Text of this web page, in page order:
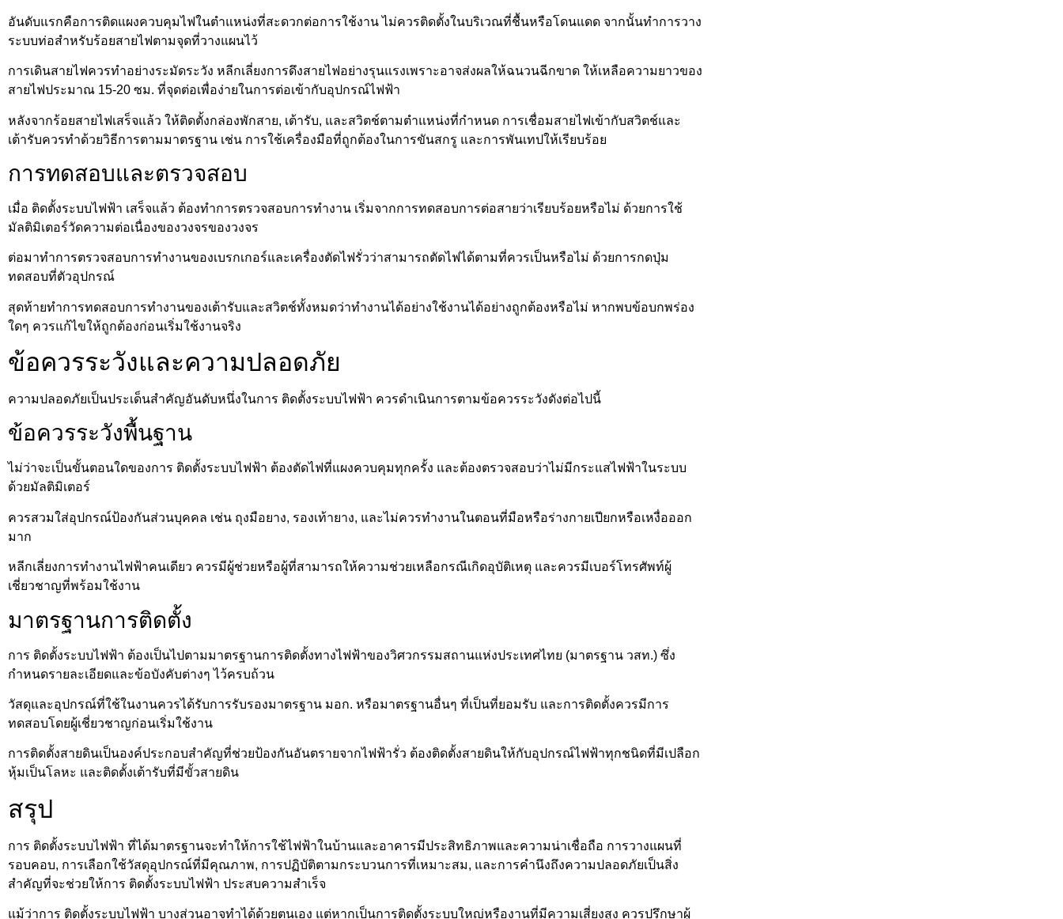
อันดับแรกคือการติดแผงควบคุมไฟในตำแหน่งที่สะดวกต่อการใช้งาน ไม่ควรติดตั้งในบริเวณที่ชื้นหรือโดนแดด จากนั้นทำการวาง
ระบบท่อสำหรับร้อยสายไฟตามจุดที่วางแผนไว้
การเดินสายไฟควรทำอย่างระมัดระวัง หลีกเลี่ยงการดึงสายไฟอย่างรุนแรงเพราะอาจส่งผลให้ฉนวนฉีกขาด ให้เหลือความยาวของ
สายไฟประมาณ 15-20 ซม. ที่จุดต่อเพื่อง่ายในการต่อเข้ากับอุปกรณ์ไฟฟ้า
หลังจากร้อยสายไฟเสร็จแล้ว ให้ติดตั้งกล่องพักสาย, เต้ารับ, และสวิตช์ตามตำแหน่งที่กำหนด การเชื่อมสายไฟเข้ากับสวิตช์และ
เต้ารับควรทำด้วยวิธีการตามมาตรฐาน เช่น การใช้เครื่องมือที่ถูกต้องในการขันสกรู และการพันเทปให้เรียบร้อย
การทดสอบและตรวจสอบ
เมื่อ ติดตั้งระบบไฟฟ้า เสร็จแล้ว ต้องทำการตรวจสอบการทำงาน เริ่มจากการทดสอบการต่อสายว่าเรียบร้อยหรือไม่ ด้วยการใช้
มัลติมิเตอร์วัดความต่อเนื่องของวงจรของวงจร
ต่อมาทำการตรวจสอบการทำงานของเบรกเกอร์และเครื่องตัดไฟรั่วว่าสามารถตัดไฟได้ตามที่ควรเป็นหรือไม่ ด้วยการกดปุ่ม
ทดสอบที่ตัวอุปกรณ์
สุดท้ายทำการทดสอบการทำงานของเต้ารับและสวิตช์ทั้งหมดว่าทำงานได้อย่างใช้งานได้อย่างถูกต้องหรือไม่ หากพบข้อบกพร่อง
ใดๆ ควรแก้ไขให้ถูกต้องก่อนเริ่มใช้งานจริง
ข้อควรระวังและความปลอดภัย
ความปลอดภัยเป็นประเด็นสำคัญอันดับหนึ่งในการ ติดตั้งระบบไฟฟ้า ควรดำเนินการตามข้อควรระวังดังต่อไปนี้
ข้อควรระวังพื้นฐาน
ไม่ว่าจะเป็นขั้นตอนใดของการ ติดตั้งระบบไฟฟ้า ต้องตัดไฟที่แผงควบคุมทุกครั้ง และต้องตรวจสอบว่าไม่มีกระแสไฟฟ้าในระบบ
ด้วยมัลติมิเตอร์
ควรสวมใส่อุปกรณ์ป้องกันส่วนบุคคล เช่น ถุงมือยาง, รองเท้ายาง, และไม่ควรทำงานในตอนที่มือหรือร่างกายเปียกหรือเหงื่อออก
มาก
หลีกเลี่ยงการทำงานไฟฟ้าคนเดียว ควรมีผู้ช่วยหรือผู้ที่สามารถให้ความช่วยเหลือกรณีเกิดอุบัติเหตุ และควรมีเบอร์โทรศัพท์ผู้
เชี่ยวชาญที่พร้อมใช้งาน
มาตรฐานการติดตั้ง
การ ติดตั้งระบบไฟฟ้า ต้องเป็นไปตามมาตรฐานการติดตั้งทางไฟฟ้าของวิศวกรรมสถานแห่งประเทศไทย (มาตรฐาน วสท.) ซึ่ง
กำหนดรายละเอียดและข้อบังคับต่างๆ ไว้ครบถ้วน
วัสดุและอุปกรณ์ที่ใช้ในงานควรได้รับการรับรองมาตรฐาน มอก. หรือมาตรฐานอื่นๆ ที่เป็นที่ยอมรับ และการติดตั้งควรมีการ
ทดสอบโดยผู้เชี่ยวชาญก่อนเริ่มใช้งาน
การติดตั้งสายดินเป็นองค์ประกอบสำคัญที่ช่วยป้องกันอันตรายจากไฟฟ้ารั่ว ต้องติดตั้งสายดินให้กับอุปกรณ์ไฟฟ้าทุกชนิดที่มีเปลือก
หุ้มเป็นโลหะ และติดตั้งเต้ารับที่มีขั้วสายดิน
สรุป
การ ติดตั้งระบบไฟฟ้า ที่ได้มาตรฐานจะทำให้การใช้ไฟฟ้าในบ้านและอาคารมีประสิทธิภาพและความน่าเชื่อถือ การวางแผนที่
รอบคอบ, การเลือกใช้วัสดุอุปกรณ์ที่มีคุณภาพ, การปฏิบัติตามกระบวนการที่เหมาะสม, และการคำนึงถึงความปลอดภัยเป็นสิ่ง
สำคัญที่จะช่วยให้การ ติดตั้งระบบไฟฟ้า ประสบความสำเร็จ
แม้ว่าการ ติดตั้งระบบไฟฟ้า บางส่วนอาจทำได้ด้วยตนเอง แต่หากเป็นการติดตั้งระบบใหญ่หรืองานที่มีความเสี่ยงสูง ควรปรึกษาผู้